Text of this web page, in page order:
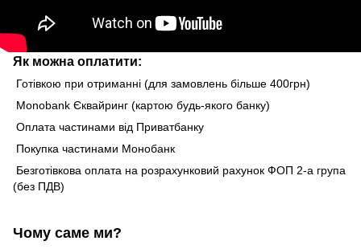
Як можна оплатити:
Готівкою при отриманні (для замовлень більше 400грн)
Monobank Єквайринг (картою будь-якого банку)
Оплата частинами від Приватбанку
Покупка частинами Монобанк
Безготівкова оплата на розрахунковий рахунок ФОП 2-а група
(без ПДВ)
Чому саме ми?